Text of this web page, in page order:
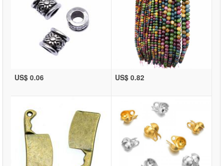
US$ 0.06 US$ 0.82